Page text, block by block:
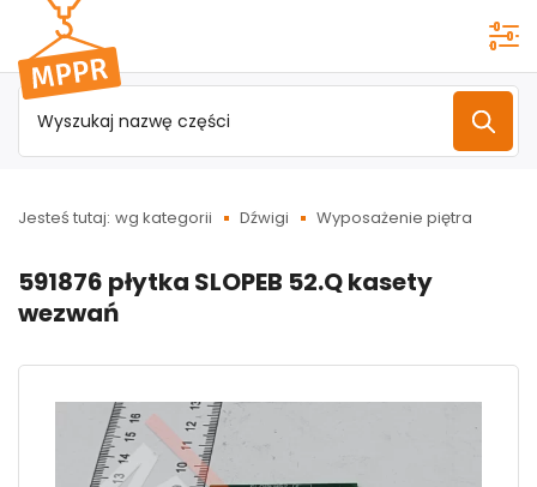
Przejdź do
menu
głównego
Jesteś tutaj: wg kategorii Dźwigi Wyposażenie piętra
591876 płytka SLOPEB 52.Q kasety
wezwań